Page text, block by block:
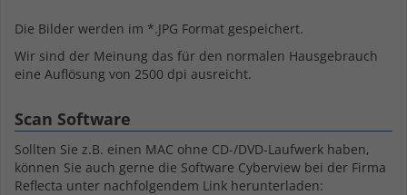
Die Bilder werden im *.JPG Format gespeichert.
Wir sind der Meinung das für den normalen Hausgebrauch
eine Auflösung von 2500 dpi ausreicht.
Scan Software
Sollten Sie z.B. einen MAC ohne CD-/DVD-Laufwerk haben,
können Sie auch gerne die Software Cyberview bei der Firma
Reflecta unter nachfolgendem Link herunterladen: